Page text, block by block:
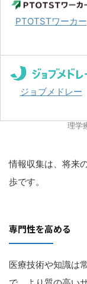
PTOTSTワーカー
ジョブメドレー
理学
情報収集は、将来
歩です。
専門性を高める
医療技術や知識は